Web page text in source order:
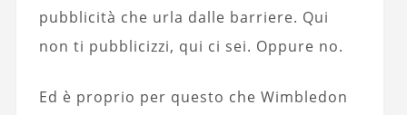
pubblicità che urla dalle barriere. Qui
non ti pubblicizzi, qui ci sei. Oppure no.
Ed è proprio per questo che Wimbledon